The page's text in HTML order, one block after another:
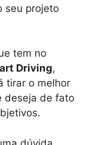
seu projeto
tem no
Driving,
tirar o melhor
deseja de fato